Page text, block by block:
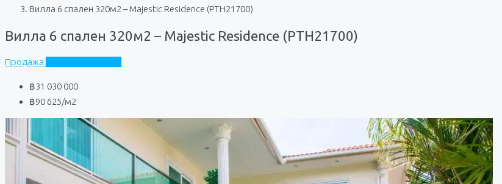
Вилла 6 спален 320м2 – Majestic Residence (PTH21700)
Вилла 6 спален 320м2 – Majestic Residence (PTH21700)
Продажа
฿31 030 000
฿90 625/м2